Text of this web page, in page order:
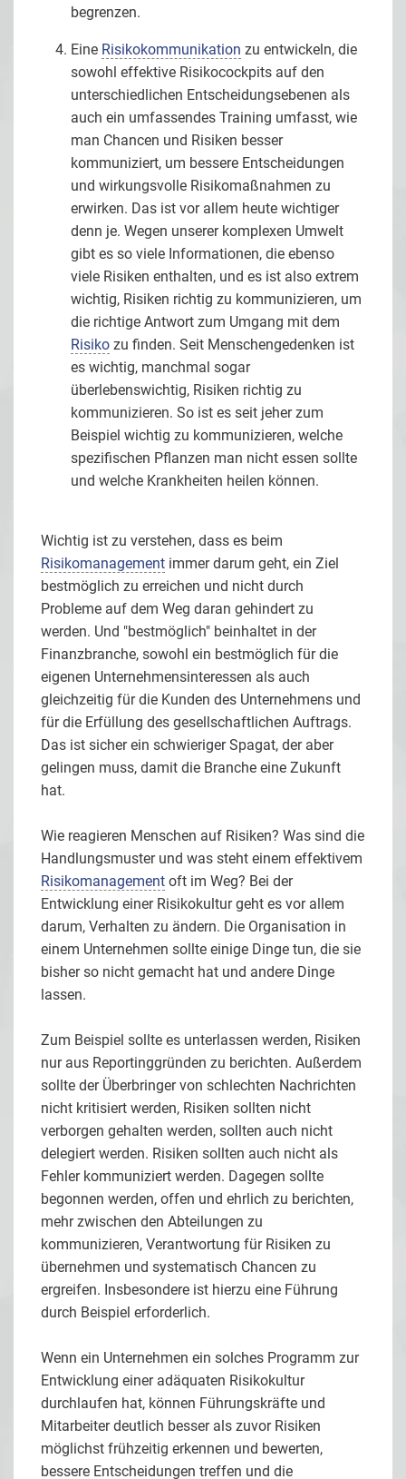
begrenzen.
Eine Risikokommunikation zu entwickeln, die
sowohl effektive Risikocockpits auf den
unterschiedlichen Entscheidungsebenen als
auch ein umfassendes Training umfasst, wie
man Chancen und Risiken besser
kommuniziert, um bessere Entscheidungen
und wirkungsvolle Risikomaßnahmen zu
erwirken. Das ist vor allem heute wichtiger
denn je. Wegen unserer komplexen Umwelt
gibt es so viele Informationen, die ebenso
viele Risiken enthalten, und es ist also extrem
wichtig, Risiken richtig zu kommunizieren, um
die richtige Antwort zum Umgang mit dem
Risiko zu finden. Seit Menschengedenken ist
es wichtig, manchmal sogar
überlebenswichtig, Risiken richtig zu
kommunizieren. So ist es seit jeher zum
Beispiel wichtig zu kommunizieren, welche
spezifischen Pflanzen man nicht essen sollte
und welche Krankheiten heilen können.
Wichtig ist zu verstehen, dass es beim
Risikomanagement immer darum geht, ein Ziel
bestmöglich zu erreichen und nicht durch
Probleme auf dem Weg daran gehindert zu
werden. Und "bestmöglich" beinhaltet in der
Finanzbranche, sowohl ein bestmöglich für die
eigenen Unternehmensinteressen als auch
gleichzeitig für die Kunden des Unternehmens und
für die Erfüllung des gesellschaftlichen Auftrags.
Das ist sicher ein schwieriger Spagat, der aber
gelingen muss, damit die Branche eine Zukunft
hat.
Wie reagieren Menschen auf Risiken? Was sind die
Handlungsmuster und was steht einem effektivem
Risikomanagement oft im Weg? Bei der
Entwicklung einer Risikokultur geht es vor allem
darum, Verhalten zu ändern. Die Organisation in
einem Unternehmen sollte einige Dinge tun, die sie
bisher so nicht gemacht hat und andere Dinge
lassen.
Zum Beispiel sollte es unterlassen werden, Risiken
nur aus Reportinggründen zu berichten. Außerdem
sollte der Überbringer von schlechten Nachrichten
nicht kritisiert werden, Risiken sollten nicht
verborgen gehalten werden, sollten auch nicht
delegiert werden. Risiken sollten auch nicht als
Fehler kommuniziert werden. Dagegen sollte
begonnen werden, offen und ehrlich zu berichten,
mehr zwischen den Abteilungen zu
kommunizieren, Verantwortung für Risiken zu
übernehmen und systematisch Chancen zu
ergreifen. Insbesondere ist hierzu eine Führung
durch Beispiel erforderlich.
Wenn ein Unternehmen ein solches Programm zur
Entwicklung einer adäquaten Risikokultur
durchlaufen hat, können Führungskräfte und
Mitarbeiter deutlich besser als zuvor Risiken
möglichst frühzeitig erkennen und bewerten,
bessere Entscheidungen treffen und die